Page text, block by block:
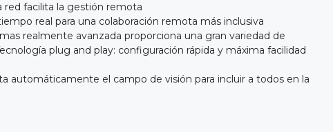
red facilita la gestión remota
real para una colaboración remota más inclusiva
realmente avanzada proporciona una gran variedad de
plug and play: configuración rápida y máxima facilidad
automáticamente el campo de visión para incluir a todos en la